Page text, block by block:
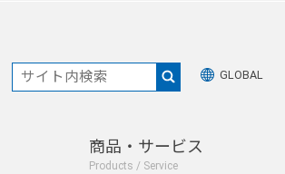
GLOBAL
商品・サービス
Products / Service